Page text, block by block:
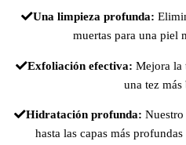
Una limpieza profunda:
muertas para una piel
Exfoliación efectiva: Mejora la
una tez
Hidratación profunda:
hasta las capas más